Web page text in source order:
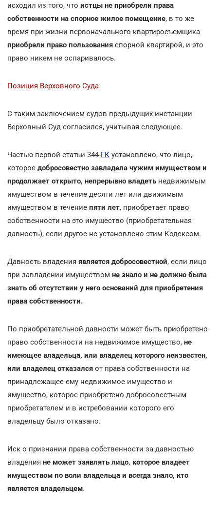
исходил из того, что истцы не приобрели права
собственности на спорное жилое помещение, в то же
время при жизни первоначального квартиросъемщика
приобрели право пользования спорной квартирой, и это
право никем не оспаривалось.
Позиция Верховного Суда
С таким заключением судов предыдущих инстанции
Верховный Суд согласился, учитывая следующее.
Частью первой статьи 344 ГК установлено, что лицо,
которое добросовестно завладела чужим имуществом и
продолжает открыто, непрерывно владеть недвижимым
имуществом в течение десяти лет или движимым
имуществом в течение пяти лет, приобретает право
собственности на это имущество (приобретательная
давность), если другое не установлено этим Кодексом.
Давность владения является добросовестной, если лицо
при завладении имуществом не знало и не должно была
знать об отсутствии у него оснований для приобретения
права собственности.
По приобретательной давности может быть приобретено
право собственности на недвижимое имущество, не
имеющее владельца, или владелец которого неизвестен,
или владелец отказался от права собственности на
принадлежащее ему недвижимое имущество и
имущество, которое приобретено добросовестным
приобретателем и в истребовании которого его
владельцу было отказано.
Иск о признании права собственности за давностью
владения не может заявлять лицо, которое владеет
имуществом по воли владельца и всегда знало, кто
является владельцем.